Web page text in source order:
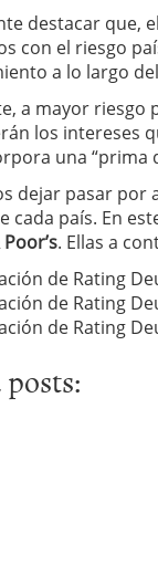
destacar que,
con el riesgo
a lo largo
a mayor riesgo
los intereses
una “prima
dejar pasar por
cada país. En
. Ellas a
de Rating
de Rating
de Rating